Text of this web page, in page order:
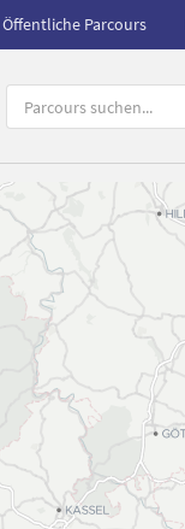
Öffentliche Parcours